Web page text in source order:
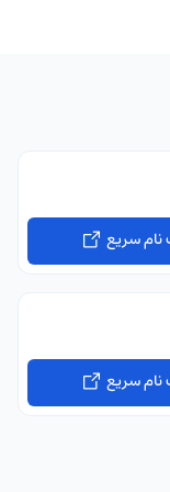
نام سریع
نام سریع